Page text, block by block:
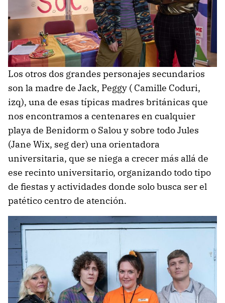
Los otros dos grandes personajes secundarios
son la madre de Jack, Peggy ( Camille Coduri,
izq), una de esas típicas madres británicas que
nos encontramos a centenares en cualquier
playa de Benidorm o Salou y sobre todo Jules
(Jane Wix, seg der) una orientadora
universitaria, que se niega a crecer más allá de
ese recinto universitario, organizando todo tipo
de fiestas y actividades donde solo busca ser el
patético centro de atención.